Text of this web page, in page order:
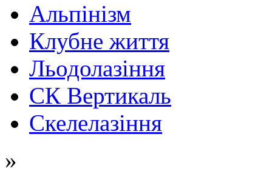
Альпінізм
Клубне життя
Льодолазіння
СК Вертикаль
Скелелазіння
»